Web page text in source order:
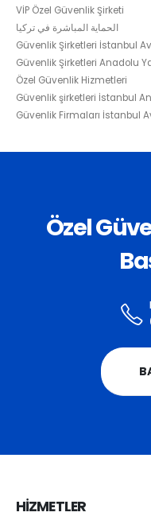
VİP Özel Güvenlik Şirketi
الحماية المباشرة في تركيا
Güvenlik Şirketleri İstanbul
Güvenlik Şirketleri Anadolu
Özel Güvenlik Hizmetleri
Güvenlik şirketleri İstanbul
Güvenlik Firmaları İstanbul
Özel
HİZMETLER